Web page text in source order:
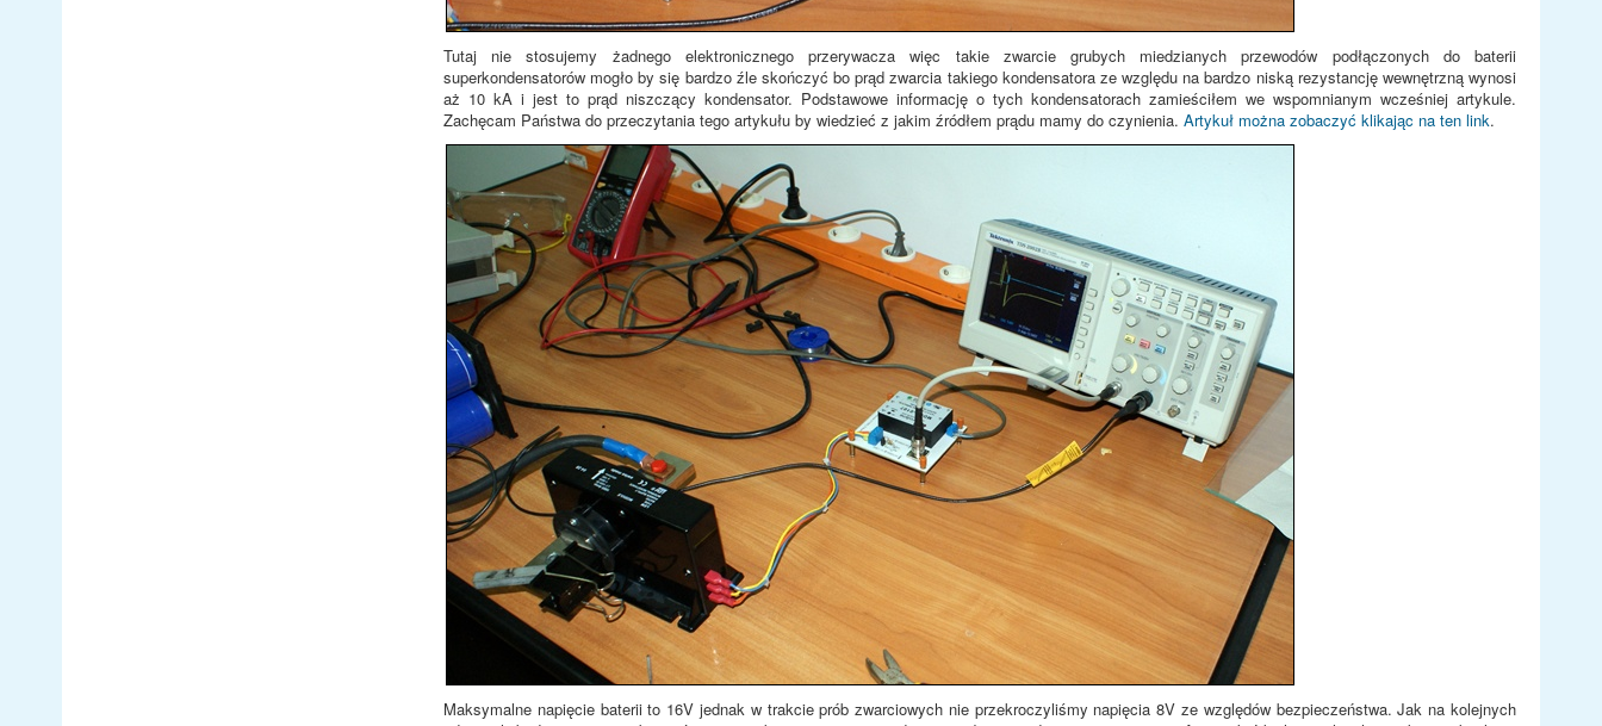
Tutaj nie stosujemy żadnego elektronicznego przerywacza więc takie zwarcie grubych miedzianych przewodów podłączonych do baterii
superkondensatorów mogło by się bardzo źle skończyć bo prąd zwarcia takiego kondensatora ze względu na bardzo niską rezystancję wewnętrzną wynosi
aż 10 kA i jest to prąd niszczący kondensator. Podstawowe informację o tych kondensatorach zamieściłem we wspomnianym wcześniej artykule.
Zachęcam Państwa do przeczytania tego artykułu by wiedzieć z jakim źródłem prądu mamy do czynienia. Artykuł można zobaczyć klikając na ten link.
Maksymalne napięcie baterii to 16V jednak w trakcie prób zwarciowych nie przekroczyliśmy napięcia 8V ze względów bezpieczeństwa. Jak na kolejnych